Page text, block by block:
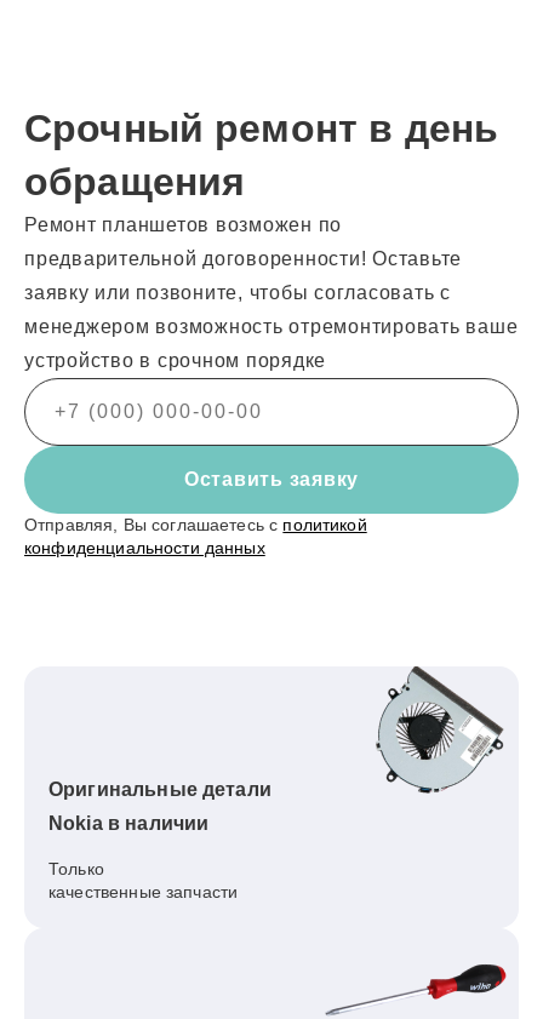
Срочный ремонт в день
обращения
Ремонт планшетов возможен по
предварительной договоренности! Оставьте
заявку или позвоните, чтобы согласовать с
менеджером возможность отремонтировать ваше
устройство в срочном порядке
Оставить заявку
Отправляя, Вы соглашаетесь с политикой
конфиденциальности данных
Оригинальные детали
Nokia в наличии
Только
качественные запчасти